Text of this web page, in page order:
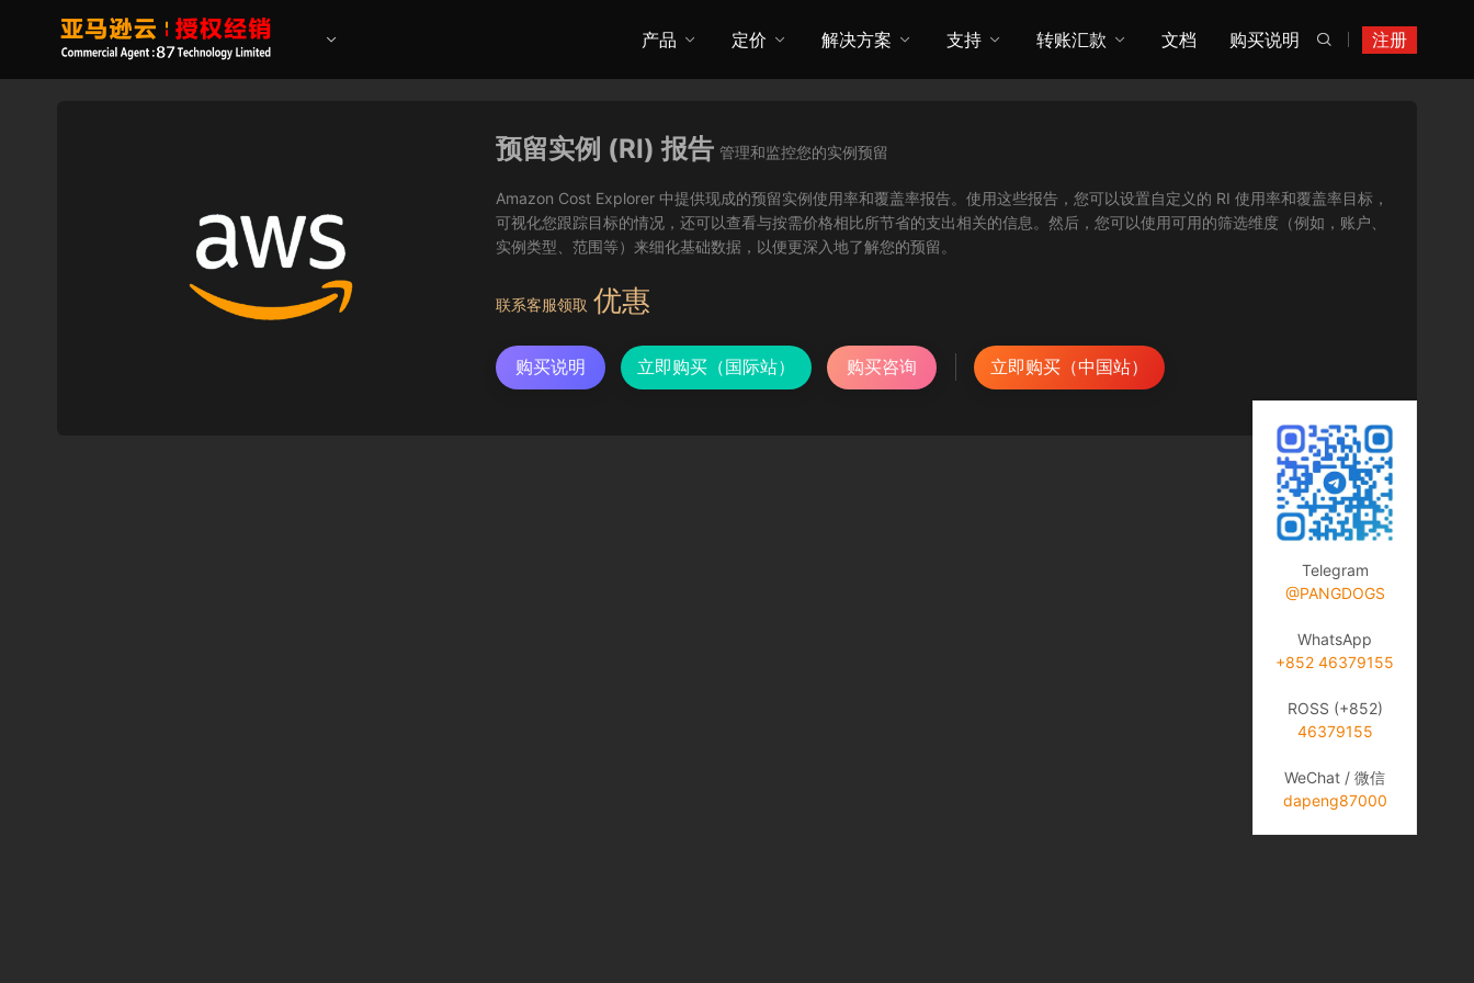
注册

产品 定价 解决方案 支持 转账汇款 文档 购买说明
预留实例 (RI) 报告 管理和监控您的实例预留
Amazon Cost Explorer 中提供现成的预留实例使用率和覆盖率报告。使用这些报告，您可以设置自定义的 RI 使用率和覆盖率目标，
可视化您跟踪目标的情况，还可以查看与按需价格相比所节省的支出相关的信息。然后，您可以使用可用的筛选维度（例如，账户、
实例类型、范围等）来细化基础数据，以便更深入地了解您的预留。
联系客服领取 优惠
购买说明 立即购买（国际站） 购买咨询 立即购买（中国站）
Telegram
@PANGDOGS
WhatsApp
+852 46379155
ROSS (+852)
46379155
WeChat / 微信
dapeng87000